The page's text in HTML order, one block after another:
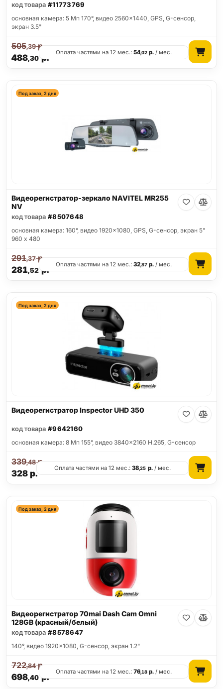
код товара #11773769
основная камера: 5 Мп 170°, видео 2560x1440, GPS, G-сенсор,
экран 3.5"
488,30р.
505,39р.
Оплата частями на 12 мес.:54,02 р. / мес.
Под заказ, 2 дня
Видеорегистратор-зеркало NAVITEL MR255
NV
код товара #8507648
основная камера: 160°, видео 1920x1080, GPS, G-сенсор, экран 5"
960 x 480
281,52р.
291,37р.
Оплата частями на 12 мес.:32,87 р. / мес.
Под заказ, 2 дня
Видеорегистратор Inspector UHD 350
код товара #9642160
основная камера: 8 Мп 155°, видео 3840x2160 H.265, G-сенсор
328р.
339,48р.
Оплата частями на 12 мес.:38,25 р./ мес.
Под заказ, 2 дня
Видеорегистратор 70mai Dash Cam Omni
128GB (красный/белый)
код товара #8578647
140°, видео 1920x1080, G-сенсор, экран 1.2"
698,40р.
722,84р.
Оплата частями на 12 мес.:76,18 р. / мес.